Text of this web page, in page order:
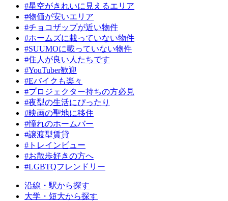
#星空がきれいに見えるエリア
#物価が安いエリア
#チョコザップが近い物件
#ホームズに載っていない物件
#SUUMOに載っていない物件
#住人が良い人たちです
#YouTuber歓迎
#Eバイクも楽々
#プロジェクター持ちの方必見
#夜型の生活にぴったり
#映画の聖地に移住
#憧れのホームバー
#譲渡型賃貸
#トレインビュー
#お散歩好きの方へ
#LGBTQフレンドリー
沿線・駅から探す
大学・短大から探す